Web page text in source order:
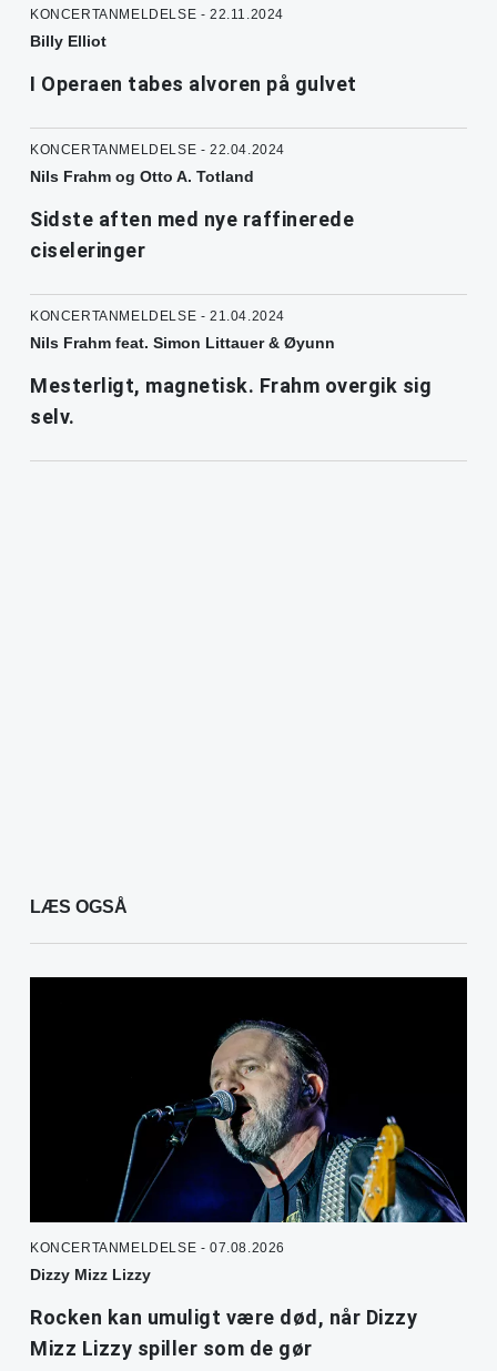
KONCERTANMELDELSE - 22.11.2024
Billy Elliot
I Operaen tabes alvoren på gulvet
KONCERTANMELDELSE - 22.04.2024
Nils Frahm og Otto A. Totland
Sidste aften med nye raffinerede
ciseleringer
KONCERTANMELDELSE - 21.04.2024
Nils Frahm feat. Simon Littauer & Øyunn
Mesterligt, magnetisk. Frahm overgik sig
selv.
LÆS OGSÅ
KONCERTANMELDELSE - 07.08.2026
Dizzy Mizz Lizzy
Rocken kan umuligt være død, når Dizzy
Mizz Lizzy spiller som de gør